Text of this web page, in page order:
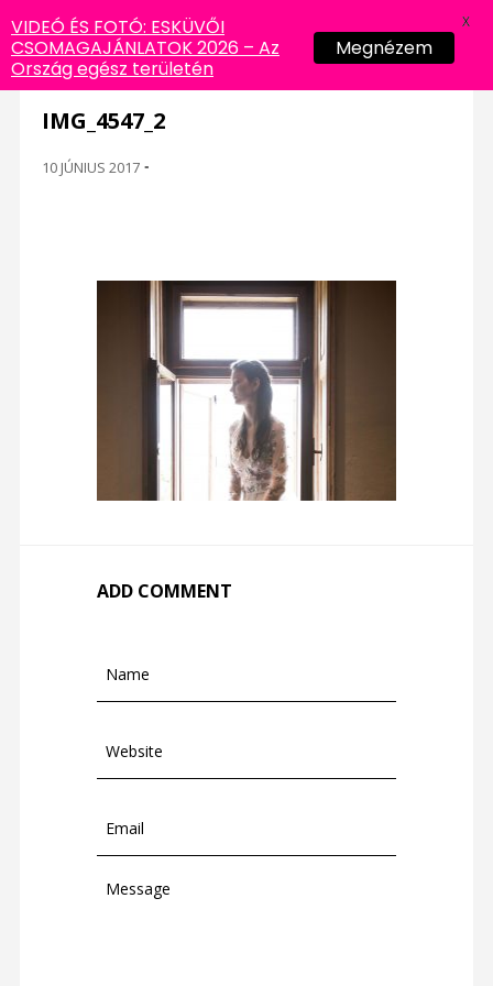
IMG_4547_2
10 JÚNIUS 2017 -
ADD COMMENT
VIDEÓ ÉS FOTÓ: ESKÜVŐI
CSOMAGAJÁNLATOK 2026 – Az
Ország egész területén
Megnézem
X